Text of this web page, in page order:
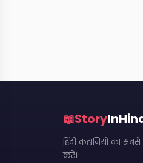
📖Story
हिंदी कहानियों का
करें।